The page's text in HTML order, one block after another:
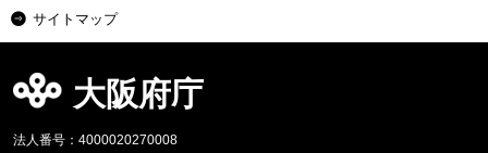
サイトマップ
大阪府庁
法人番号：4000020270008